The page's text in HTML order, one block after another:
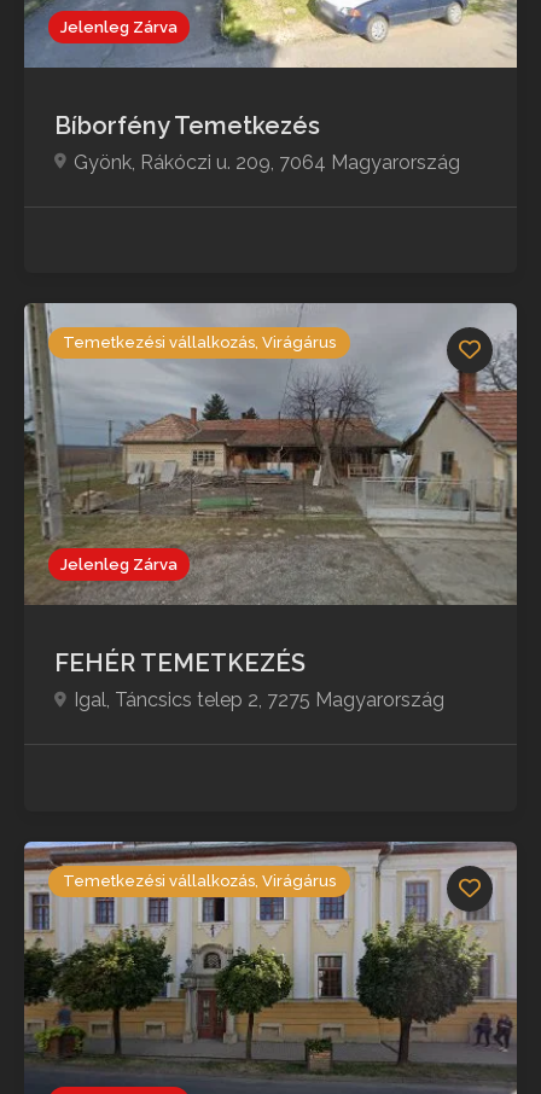
Jelenleg Zárva
Bíborfény Temetkezés
Gyönk, Rákóczi u. 209, 7064 Magyarország
Jelenleg Zárva
Temetkezési vállalkozás, Virágárus
FEHÉR TEMETKEZÉS
Igal, Táncsics telep 2, 7275 Magyarország
Temetkezési vállalkozás, Virágárus